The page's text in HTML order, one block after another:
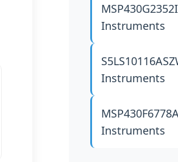
Instruments
Instruments
Instruments